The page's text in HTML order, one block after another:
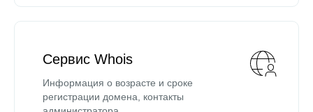
Сервис Whois
Информация о возрасте и сроке
регистрации домена, контакты